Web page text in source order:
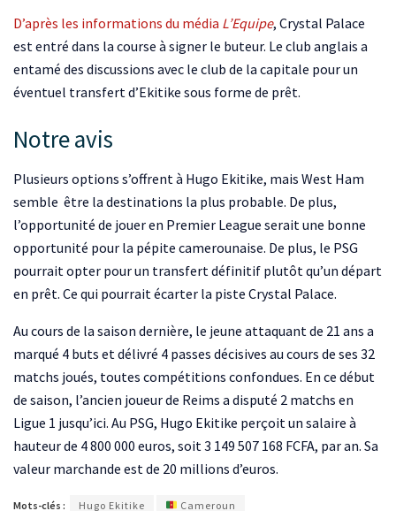
D’après les informations du média L’Equipe, Crystal Palace
est entré dans la course à signer le buteur. Le club anglais a
entamé des discussions avec le club de la capitale pour un
éventuel transfert d’Ekitike sous forme de prêt.
Notre avis
Plusieurs options s’offrent à Hugo Ekitike, mais West Ham
semble être la destinations la plus probable. De plus,
l’opportunité de jouer en Premier League serait une bonne
opportunité pour la pépite camerounaise. De plus, le PSG
pourrait opter pour un transfert définitif plutôt qu’un départ
en prêt. Ce qui pourrait écarter la piste Crystal Palace.
Au cours de la saison dernière, le jeune attaquant de 21 ans a
marqué 4 buts et délivré 4 passes décisives au cours de ses 32
matchs joués, toutes compétitions confondues. En ce début
de saison, l’ancien joueur de Reims a disputé 2 matchs en
Ligue 1 jusqu’ici. Au PSG, Hugo Ekitike perçoit un salaire à
hauteur de 4 800 000 euros, soit 3 149 507 168 FCFA, par an. Sa
valeur marchande est de 20 millions d’euros.
Mots-clés : Hugo Ekitike Cameroun